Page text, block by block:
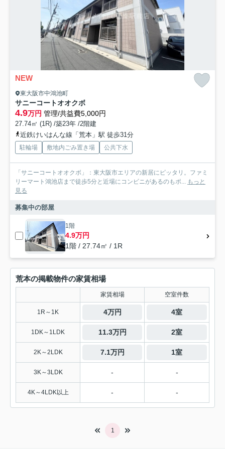
NEW
東大阪市中鴻池町
サニーコートオオクボ
4.9万円 管理/共益費5,000円
27.74㎡ (1R) /築23年 /2階建
近鉄けいはんな線「荒本」駅 徒歩31分
駐輪場 敷地内ごみ置き場 公共下水
「サニーコートオオクボ」：東大阪市エリアの新居にピッタリ。ファミ
リーマート鴻池店まで徒歩5分と近場にコンビニがあるのもポ...
もっと
見る
募集中の部屋
1階
4.9万円
1階 / 27.74㎡ / 1R
荒本の掲載物件の家賃相場
家賃相場 空室件数
1R～1K 4万円 4室
1DK～1LDK 11.3万円 2室
2K～2LDK 7.1万円 1室
3K～3LDK - -
4K～4LDK以上 - -
1